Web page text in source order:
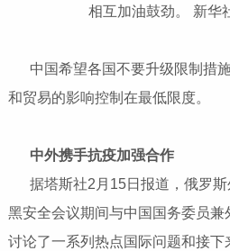
相互加油鼓劲。 新华
中国希望各国不要升级限制措
和贸易的影响控制在最低限度。
中外携手抗疫加强合作
据塔斯社2月15日报道，俄罗
黑安全会议期间与中国国务委员
讨论了一系列热点国际问题和接下